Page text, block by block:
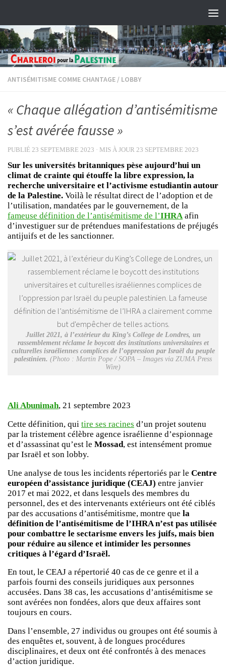
ANTISÉMITISME COMME CHANTAGE / LOBBY
« Chaque allégation d’antisémitisme
s’est avérée fausse »
PUBLIÉ 23 SEPTEMBRE 2023 · MIS À JOUR 23 SEPTEMBRE 2023
Sur les universités britanniques pèse aujourd’hui un
climat de crainte qui étouffe la libre expression, la
recherche universitaire et l’activisme estudiantin autour
de la Palestine. Voilà le résultat direct de l’adoption et de
l’utilisation, mandatées par le gouvernement, de la
fameuse définition de l’antisémitisme de l’IHRAafin
d’investiguer sur de prétendues manifestations de préjugés
antijuifs et de les sanctionner.
Juillet 2021, à l’extérieur du King’s College de Londres, un
rassemblement réclame le boycott des institutions universitaires et
culturelles israéliennes complices de l’oppression par Israël du peuple
palestinien. (Photo : Martin Pope / SOPA – Images via ZUMA Press
Wire)
Ali Abunimah, 21 septembre 2023
Cette définition, qui tire ses racines d’un projet soutenu
par la tristement célèbre agence israélienne d’espionnage
et d’assassinat qu’est le Mossad, est intensément promue
par Israël et son lobby.
Une analyse de tous les incidents répertoriés par le Centre
européen d’assistance juridique (CEAJ) entre janvier
2017 et mai 2022, et dans lesquels des membres du
personnel, des et des intervenants extérieurs ont été ciblés
par des accusations d’antisémitisme, montre que la
définition de l’antisémitisme de l’IHRA n’est pas utilisée
pour combattre le sectarisme envers les juifs, mais bien
pour réduire au silence et intimider les personnes
critiques à l’égard d’Israël.
En tout, le CEAJ a répertorié 40 cas de ce genre et il a
parfois fourni des conseils juridiques aux personnes
accusées. Dans 38 cas, les accusations d’antisémitisme se
sont avérées non fondées, alors que deux affaires sont
toujours en cours.
Dans l’ensemble, 27 individus ou groupes ont été soumis à
des enquêtes et, souvent, à de longues procédures
disciplinaires, et deux ont été confrontés à des menaces
d’action juridique.